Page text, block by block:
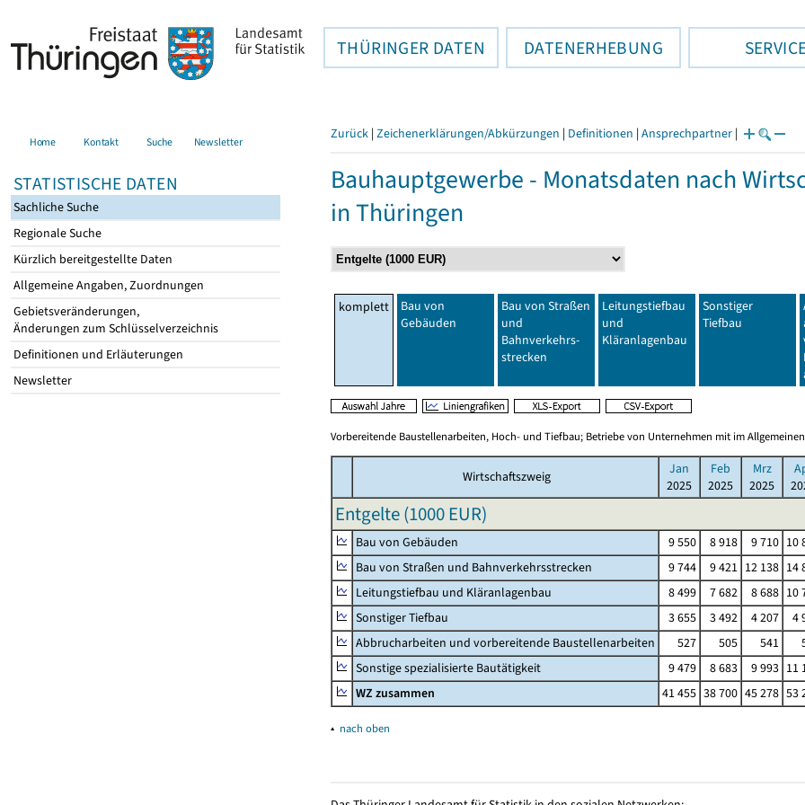
THÜRINGER DATEN DATENERHEBUNG
Home Kontakt Suche Newsletter
STATISTISCHE DATEN
Sachliche Suche
Regionale Suche
Kürzlich bereitgestellte Daten
Allgemeine Angaben, Zuordnungen
Gebietsveränderungen,
Änderungen zum Schlüsselverzeichnis
Definitionen und Erläuterungen
Newsletter
Zurück | Zeichenerklärungen/Abkürzungen | Definitionen | Ansprechpartner |
Bauhauptgewerbe - Monatsdaten nach
in Thüringen
komplett
Bau von
Gebäuden
Bau von Straßen
und
Bahnverkehrs-
strecken
Leitungstiefbau
und
Kläranlagenbau
Sonstiger
Tiefbau
Vorbereitende Baustellenarbeiten, Hoch- und Tiefbau; Betriebe von Unternehmen mit im
Wirtschaftszweig
Jan
2025
Feb
2025
Mrz
2025
Entgelte (1000 EUR)
Bau von Gebäuden 9 550 8 918 9 710 10
Bau von Straßen und Bahnverkehrsstrecken
9 744 9 421 12 138 14
Leitungstiefbau und Kläranlagenbau
8 499 7 682 8 688 10
Sonstiger Tiefbau
3 655 3 492 4 207 4
Abbrucharbeiten und vorbereitende Baustellenarbeiten
527 505 541
Sonstige spezialisierte Bautätigkeit
9 479 8 683 9 993 11
WZ zusammen
41 455 38 700 45 278 53
▴ nach oben